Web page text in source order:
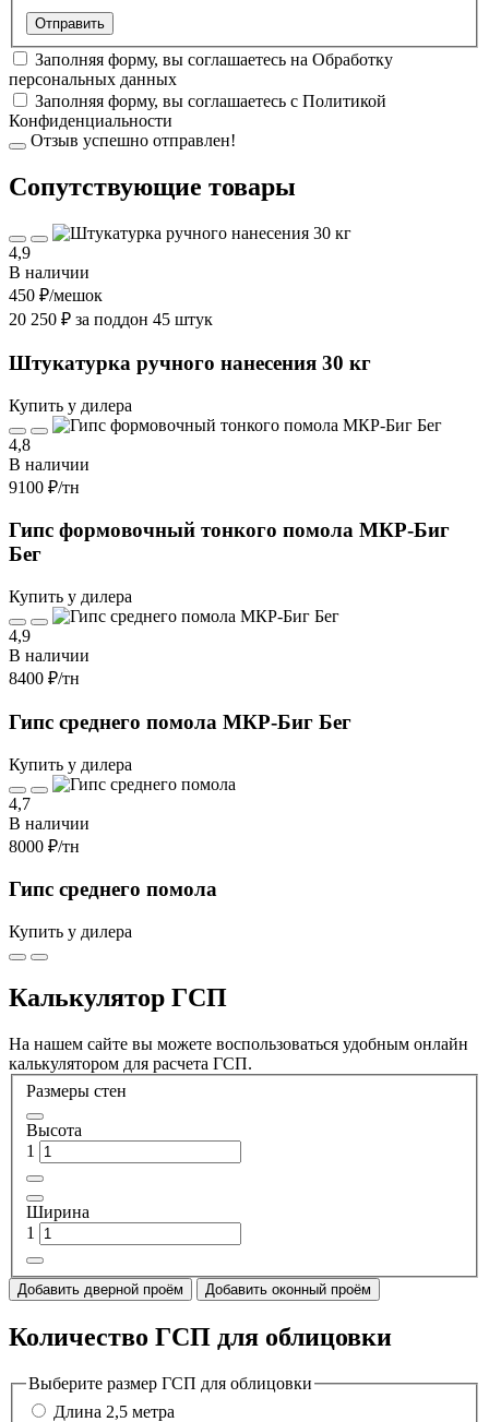
Заполняя форму, вы соглашаетесь на Обработку
персональных данных
Заполняя форму, вы соглашаетесь с Политикой
Конфиденциальности
Отзыв успешно отправлен!
Cопутствующие товары
4,9
В наличии
450 ₽/мешок
20 250 ₽ за поддон 45 штук
Штукатурка ручного нанесения 30 кг
Купить у дилера
4,8
В наличии
9100 ₽/тн
Гипс формовочный тонкого помола МКР-Биг
Бег
Купить у дилера
4,9
В наличии
8400 ₽/тн
Гипс среднего помола МКР-Биг Бег
Купить у дилера
4,7
В наличии
8000 ₽/тн
Гипс среднего помола
Купить у дилера
Калькулятор ГСП
На нашем сайте вы можете воспользоваться удобным онлайн
калькулятором для расчета ГСП.
Размеры стен
Высота
1
Ширина
1
Добавить дверной проём Добавить оконный проём
Количество ГСП для облицовки
Выберите размер ГСП для облицовки
Длина 2,5 метра